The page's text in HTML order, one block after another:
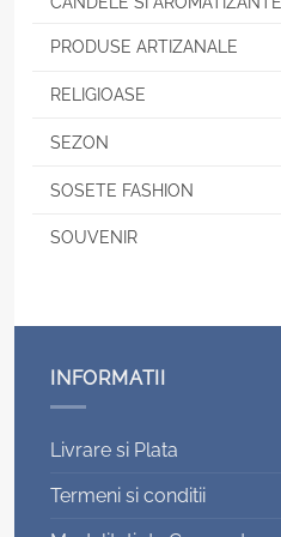
PRODUSE ARTIZANALE
RELIGIOASE
SEZON
SOSETE FASHION
SOUVENIR
INFORMATII
Livrare si Plata
Termeni si conditii